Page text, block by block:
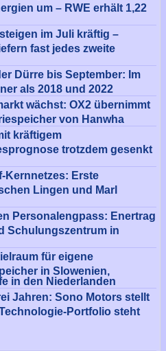
um – RWE erhält 1,22
im Juli kräftig –
fast jedes zweite
Dürre bis September: Im
als 2018 und 2022
wächst: OX2 übernimmt
von Hanwha
kräftigem
trotzdem gesenkt
Kernnetzes: Erste
Lingen und Marl
Personalengpass: Enertrag
Schulungszentrum in
für eigene
in Slowenien,
in den Niederlanden
Jahren: Sono Motors stellt
Portfolio steht